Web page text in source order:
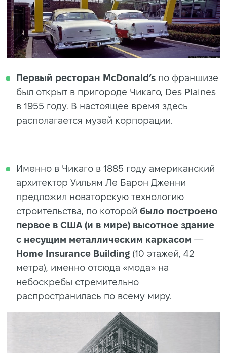
Первый ресторан McDonald’s по франшизе
был открыт в пригороде Чикаго, Des Plaines
в 1955 году. В настоящее время здесь
располагается музей корпорации.
Именно в Чикаго в 1885 году американский
архитектор Уильям Ле Барон Дженни
предложил новаторскую технологию
строительства, по которой было построено
первое в США (и в мире) высотное здание
с несущим металлическим каркасом —
Home Insurance Building (10 этажей, 42
метра), именно отсюда «мода» на
небоскребы стремительно
распространилась по всему миру.